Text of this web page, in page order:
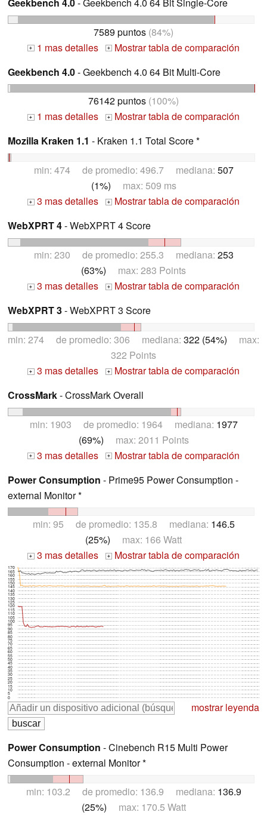
7589 puntos (84%)
+ 1 mas detalles +
Mostrar tabla de comparación
Geekbench 4.0- Geekbench 4.0 64 Bit Multi-Core
76142 puntos (100%)
+ 1 mas detalles +
Mostrar tabla de comparación
Mozilla Kraken 1.1 - Kraken 1.1 Total Score *
min: 474 de promedio: 496.7 mediana: 507
(1%) max: 509 ms
+ 3 mas detalles +
Mostrar tabla de comparación
WebXPRT 4- WebXPRT 4 Score
min: 230 de promedio: 255.3 mediana: 253
(63%) max: 283 Points
+ 3 mas detalles +
Mostrar tabla de comparación
WebXPRT 3- WebXPRT 3 Score
min: 274 de promedio: 306 mediana: 322 (54%) max:
322 Points
+ 3 mas detalles +
Mostrar tabla de comparación
CrossMark- CrossMark Overall
min: 1903 de promedio: 1964 mediana: 1977
(69%) max: 2011 Points
+ 3 mas detalles +
Mostrar tabla de comparación
Power Consumption - Prime95 Power Consumption -
external Monitor *
min: 95 de promedio: 135.8 mediana: 146.5
(25%) max: 166 Watt
+ 3 mas detalles + Mostrar tabla de comparación
0
5
10
15
20
25
30
35
40
45
50
55
60
65
70
75
80
85
90
95
100
105
110
115
120
125
130
135
140
145
150
155
160
165
170
mostrar leyenda
Power Consumption - Cinebench R15 Multi Power
Consumption - external Monitor *
min: 103.2 de promedio: 136.9 mediana: 136.9
(25%) max: 170.5 Watt